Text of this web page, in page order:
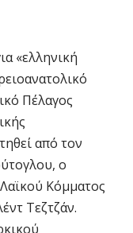
«ελληνική
Πέλαγος
από τον
ο
Κόμματος
Τεζτζάν.